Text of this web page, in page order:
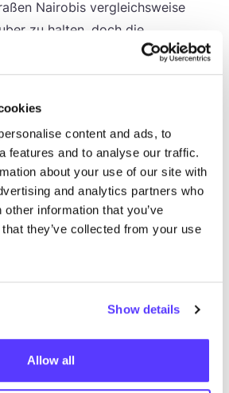
content and ads, to
features and to analyse our traffic.
about your use of our site with
and analytics partners who
information that you’ve
they’ve collected from your use
Show details
Allow all
Nai­ro­bis ver­gleichs­wei­se
zu hal­ten, doch die
und gesund­heit­li­chen
sind erheblich.
2024
Zukunft der Lie­fer­ket­ten in
zir­ku­lä­ren Modeindustrie
zir­ku­lä­re Zukunft gestal­ten: Die
der Mode-Lieferketten